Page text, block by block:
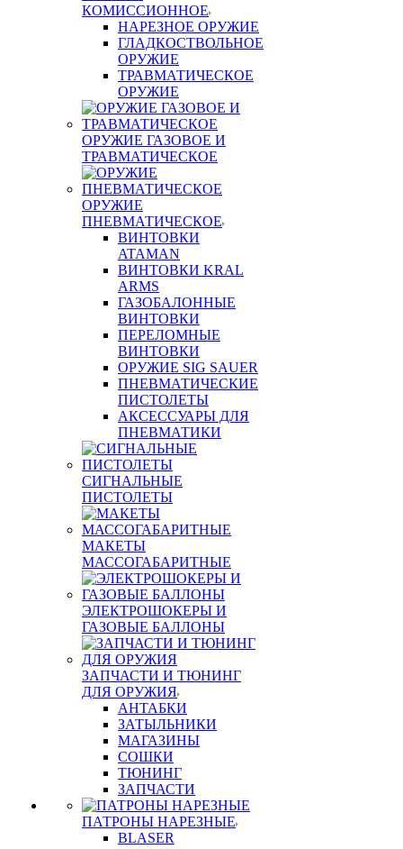
КОМИССИОННОЕ
НАРЕЗНОЕ ОРУЖИЕ
ГЛАДКОСТВОЛЬНОЕ
ОРУЖИЕ
ТРАВМАТИЧЕСКОЕ
ОРУЖИЕ
ОРУЖИЕ ГАЗОВОЕ И
ТРАВМАТИЧЕСКОЕ
ОРУЖИЕ
ПНЕВМАТИЧЕСКОЕ
ВИНТОВКИ
ATAMAN
ВИНТОВКИ KRAL
ARMS
ГАЗОБАЛОННЫЕ
ВИНТОВКИ
ПЕРЕЛОМНЫЕ
ВИНТОВКИ
ОРУЖИЕ SIG SAUER
ПНЕВМАТИЧЕСКИЕ
ПИСТОЛЕТЫ
АКСЕССУАРЫ ДЛЯ
ПНЕВМАТИКИ
СИГНАЛЬНЫЕ
ПИСТОЛЕТЫ
МАКЕТЫ
МАССОГАБАРИТНЫЕ
ЭЛЕКТРОШОКЕРЫ И
ГАЗОВЫЕ БАЛЛОНЫ
ЗАПЧАСТИ И ТЮНИНГ
ДЛЯ ОРУЖИЯ
АНТАБКИ
ЗАТЫЛЬНИКИ
МАГАЗИНЫ
СОШКИ
ТЮНИНГ
ЗАПЧАСТИ
ПАТРОНЫ НАРЕЗНЫЕ
BLASER